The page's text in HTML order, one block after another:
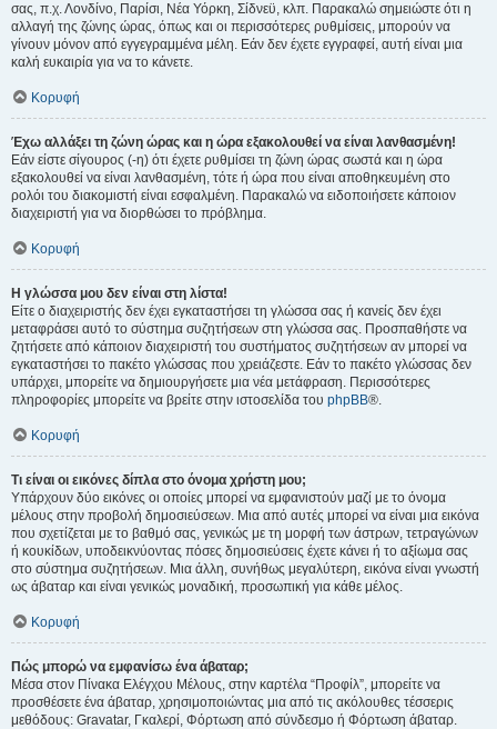
σας, π.χ. Λονδίνο, Παρίσι, Νέα Υόρκη, Σίδνεϋ, κλπ. Παρακαλώ σημειώστε ότι η
αλλαγή της ζώνης ώρας, όπως και οι περισσότερες ρυθμίσεις, μπορούν να
γίνουν μόνον από εγγεγραμμένα μέλη. Εάν δεν έχετε εγγραφεί, αυτή είναι μια
καλή ευκαιρία για να το κάνετε.
Κορυφή
Έχω αλλάξει τη ζώνη ώρας και η ώρα εξακολουθεί να είναι λανθασμένη!
Εάν είστε σίγουρος (-η) ότι έχετε ρυθμίσει τη ζώνη ώρας σωστά και η ώρα
εξακολουθεί να είναι λανθασμένη, τότε ή ώρα που είναι αποθηκευμένη στο
ρολόι του διακομιστή είναι εσφαλμένη. Παρακαλώ να ειδοποιήσετε κάποιον
διαχειριστή για να διορθώσει το πρόβλημα.
Κορυφή
Η γλώσσα μου δεν είναι στη λίστα!
Είτε ο διαχειριστής δεν έχει εγκαταστήσει τη γλώσσα σας ή κανείς δεν έχει
μεταφράσει αυτό το σύστημα συζητήσεων στη γλώσσα σας. Προσπαθήστε να
ζητήσετε από κάποιον διαχειριστή του συστήματος συζητήσεων αν μπορεί να
εγκαταστήσει το πακέτο γλώσσας που χρειάζεστε. Εάν το πακέτο γλώσσας δεν
υπάρχει, μπορείτε να δημιουργήσετε μια νέα μετάφραση. Περισσότερες
πληροφορίες μπορείτε να βρείτε στην ιστοσελίδα του phpBB®.
Κορυφή
Τι είναι οι εικόνες δίπλα στο όνομα χρήστη μου;
Υπάρχουν δύο εικόνες οι οποίες μπορεί να εμφανιστούν μαζί με το όνομα
μέλους στην προβολή δημοσιεύσεων. Μια από αυτές μπορεί να είναι μια εικόνα
που σχετίζεται με το βαθμό σας, γενικώς με τη μορφή των άστρων, τετραγώνων
ή κουκίδων, υποδεικνύοντας πόσες δημοσιεύσεις έχετε κάνει ή το αξίωμα σας
στο σύστημα συζητήσεων. Μια άλλη, συνήθως μεγαλύτερη, εικόνα είναι γνωστή
ως άβαταρ και είναι γενικώς μοναδική, προσωπική για κάθε μέλος.
Κορυφή
Πώς μπορώ να εμφανίσω ένα άβαταρ;
Μέσα στον Πίνακα Ελέγχου Μέλους, στην καρτέλα “Προφίλ”, μπορείτε να
προσθέσετε ένα άβαταρ, χρησιμοποιώντας μια από τις ακόλουθες τέσσερις
μεθόδους: Gravatar, Γκαλερί, Φόρτωση από σύνδεσμο ή Φόρτωση άβαταρ.